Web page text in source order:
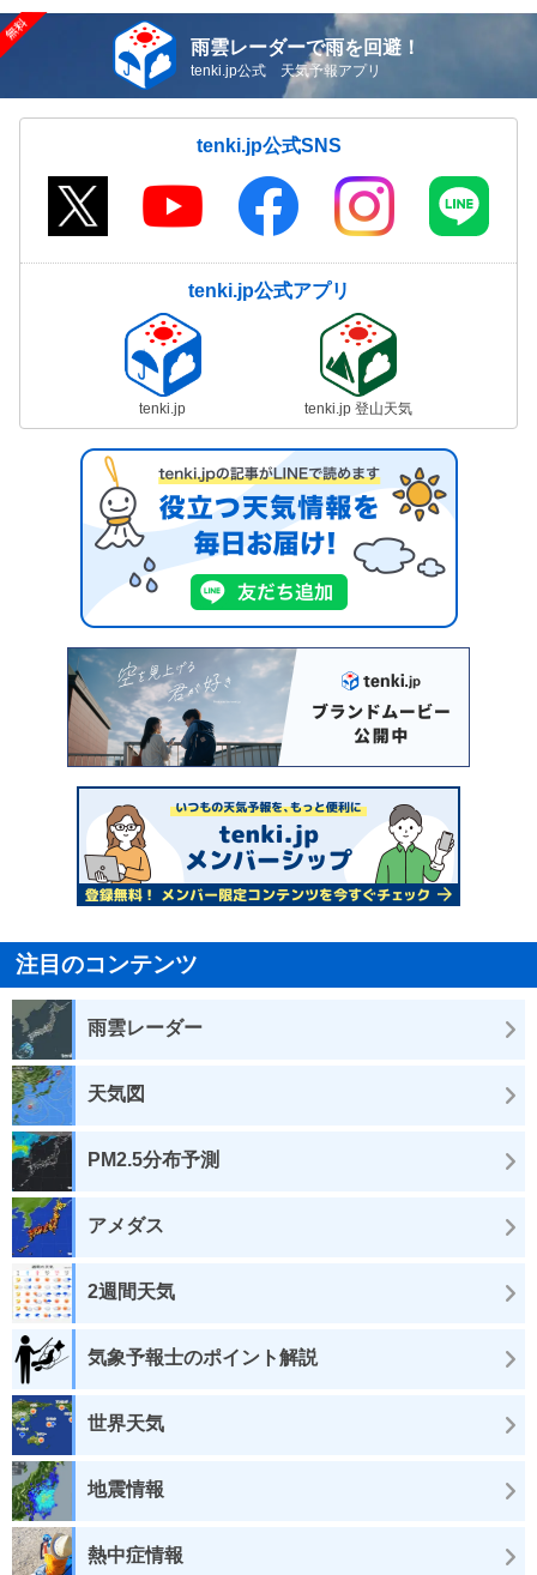
雨雲レーダーで雨を回避！
tenki.jp公式 天気予報アプリ
tenki.jp公式SNS
tenki.jp公式アプリ
tenki.jp tenki.jp 登山天気
注目のコンテンツ
雨雲レーダー
天気図
PM2.5分布予測
アメダス
2週間天気
気象予報士のポイント解説
世界天気
地震情報
熱中症情報